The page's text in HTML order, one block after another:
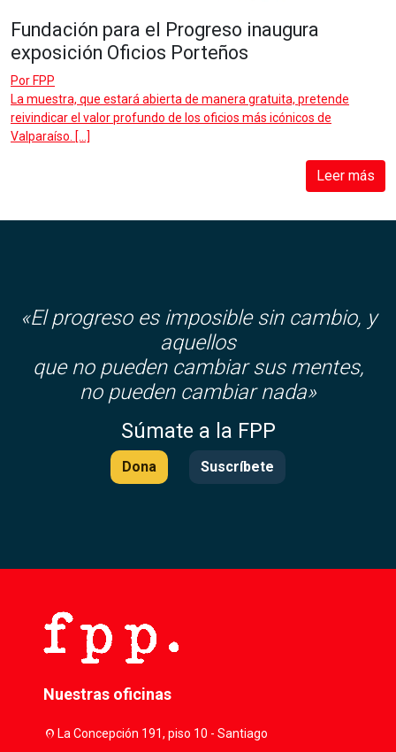
Fundación para el Progreso inaugura
exposición Oficios Porteños
Por FPP
La muestra, que estará abierta de manera gratuita, pretende
reivindicar el valor profundo de los oficios más icónicos de
Valparaíso. […]
Leer más
«El progreso es imposible sin cambio, y
aquellos
que no pueden cambiar sus mentes,
no pueden cambiar nada»
Súmate a la FPP
Dona Suscríbete
Nuestras oficinas
location_onLa Concepción 191, piso 10 - Santiago